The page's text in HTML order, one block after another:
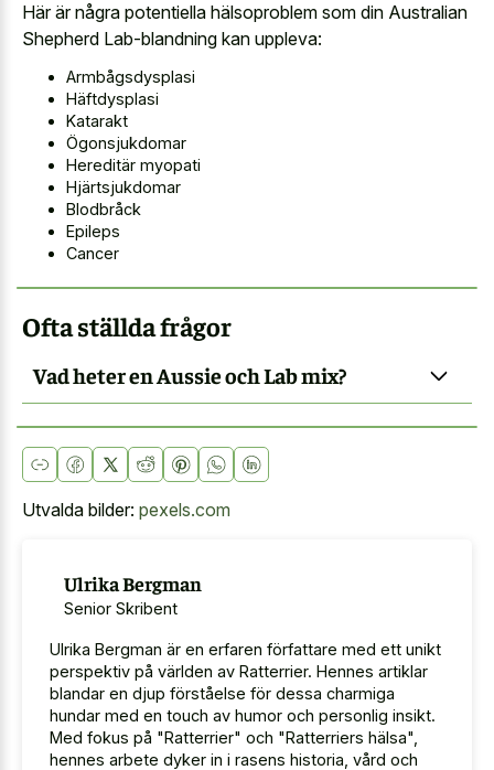
Här är några potentiella hälsoproblem som din Australian
Shepherd Lab-blandning kan uppleva:
Armbågsdysplasi
Häftdysplasi
Katarakt
Ögonsjukdomar
Hereditär myopati
Hjärtsjukdomar
Blodbråck
Epileps
Cancer
Ofta ställda frågor
Vad heter en Aussie och Lab mix?
Utvalda bilder: pexels.com
Ulrika Bergman
Senior Skribent
Ulrika Bergman är en erfaren författare med ett unikt
perspektiv på världen av Ratterrier. Hennes artiklar
blandar en djup förståelse för dessa charmiga
hundar med en touch av humor och personlig insikt.
Med fokus på "Ratterrier" och "Ratterriers hälsa",
hennes arbete dyker in i rasens historia, vård och